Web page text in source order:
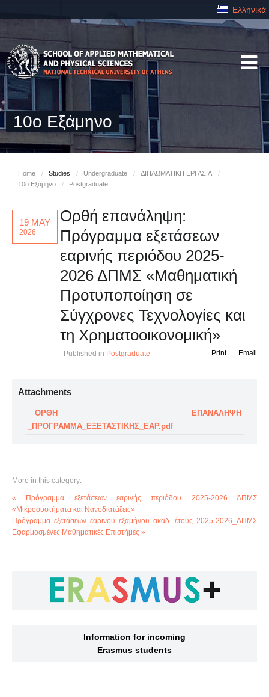
Ελληνικά
10ο Εξάμηνο
Home / Studies / Undergraduate / ΔΙΠΛΩΜΑΤΙΚΗ ΕΡΓΑΣΙΑ
/
10ο Εξάμηνο
/ Postgraduate
19 MAY
2026
Ορθή επανάληψη:
Πρόγραμμα εξετάσεων
εαρινής περιόδου 2025-
2026 ΔΠΜΣ «Μαθηματική
Προτυποποίηση σε
Σύγχρονες Τεχνολογίες και
τη Χρηματοοικονομική»
Published in Postgraduate Email
Print
Attachments
ΟΡΘΗ ΕΠΑΝΑΛΗΨΗ
_ΠΡΟΓΡΑΜΜΑ_ΕΞΕΤΑΣΤΙΚΗΣ_ΕΑΡ.pdf
More in this category:
« Πρόγραμμα εξετάσεων εαρινής περιόδου 2025-2026 ΔΠΜΣ
«Μικροσυστήματα και Νανοδιατάξεις»
Πρόγραμμα εξετάσεων εαρινού εξαμήνου ακαδ. έτους 2025-2026_ΔΠΜΣ
Εφαρμοσμένες Μαθηματικές Επιστήμες »
Information for incoming
Erasmus students